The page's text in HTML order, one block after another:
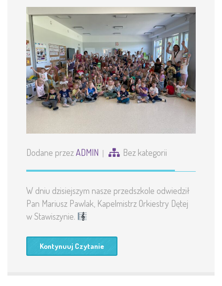
Dodane przezADMIN Bez kategorii
W dniu dzisiejszym nasze przedszkole odwiedził
Pan Mariusz Pawlak, Kapelmistrz Orkiestry Dętej
w Stawiszynie.
Kontynuuj Czytanie